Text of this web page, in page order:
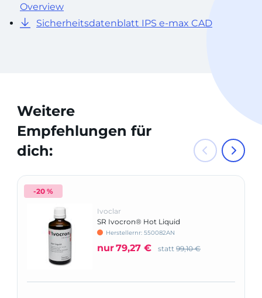
Overview
Sicherheitsdatenblatt IPS e-max CAD
Weitere
Empfehlungen für
dich:
-20 %
Ivoclar
SR Ivocron® Hot Liquid
Herstellernr: 550082AN
nur79,27 € statt 99,10 €